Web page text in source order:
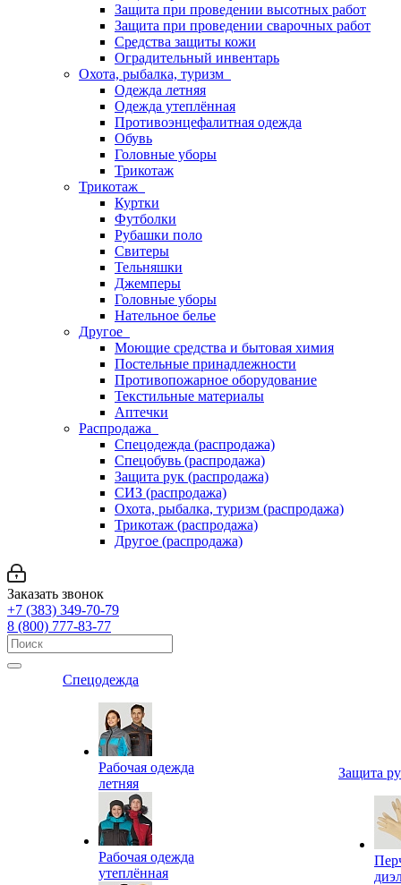
Защита при проведении высотных работ
Защита при проведении сварочных работ
Средства защиты кожи
Оградительный инвентарь
Охота, рыбалка, туризм
Одежда летняя
Одежда утеплённая
Противоэнцефалитная одежда
Обувь
Головные уборы
Трикотаж
Трикотаж
Куртки
Футболки
Рубашки поло
Свитеры
Тельняшки
Джемперы
Головные уборы
Нательное белье
Другое
Моющие средства и бытовая химия
Постельные принадлежности
Противопожарное оборудование
Текстильные материалы
Аптечки
Распродажа
Спецодежда (распродажа)
Спецобувь (распродажа)
Защита рук (распродажа)
СИЗ (распродажа)
Охота, рыбалка, туризм (распродажа)
Трикотаж (распродажа)
Другое (распродажа)
Заказать звонок
+7 (383) 349-70-79
8 (800) 777-83-77
Спецодежда
Рабочая одежда
летняя
Рабочая одежда
утеплённая
Защита